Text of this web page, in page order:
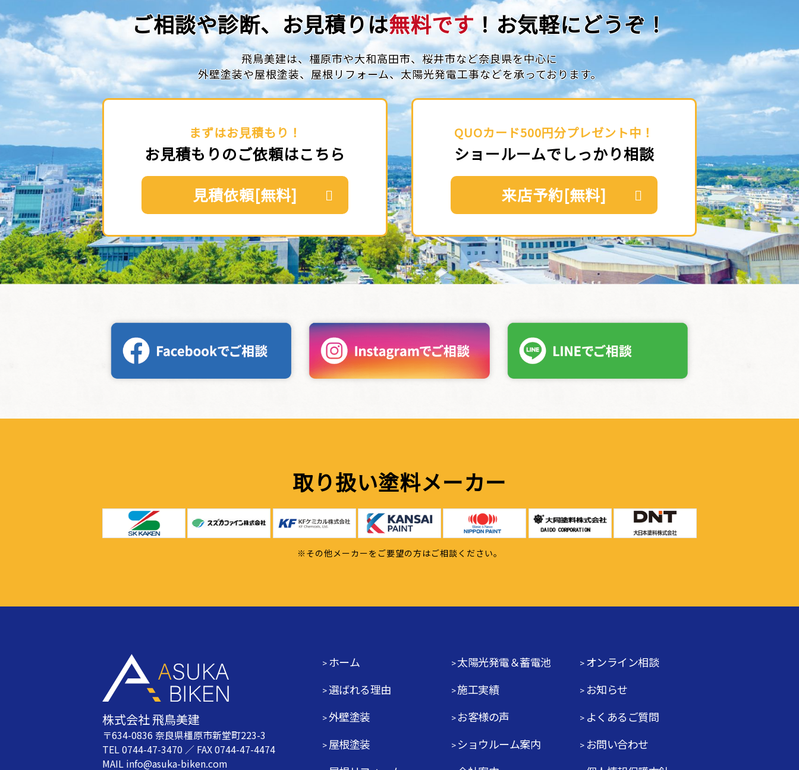
ご相談や診断、お見積りは無料です！お気軽にどうぞ！
飛鳥美建は、橿原市や大和高田市、 桜井市など奈良県を中心に
外壁塗装や屋根塗装、屋根リフォーム、太陽光発電工事などを承っております。
まずはお見積もり！
お見積もりのご依頼はこちら
見積依頼[無料]
QUOカード500円分プレゼント中！
ショールームでしっかり相談
来店予約[無料]
取り扱い塗料メーカー
※その他メーカーをご要望の方はご相談ください。
株式会社 飛鳥美建
〒634-0836 奈良県橿原市新堂町223-3
TEL 0744-47-3470 ／ FAX 0744-47-4474
MAIL info@asuka-biken.com
ホーム
選ばれる理由
外壁塗装
屋根塗装
太陽光発電＆蓄電池
施工実績
お客様の声
ショウルーム案内
オンライン相談
お知らせ
よくあるご質問
お問い合わせ